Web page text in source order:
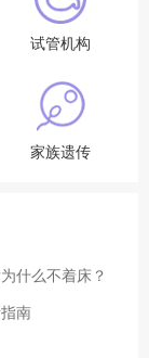
试管机构
家族遗传
什么不着床？
南